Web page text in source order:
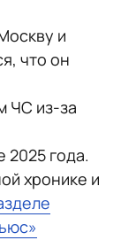
и
что он
ЧС из-за
2025 года.
хронике и